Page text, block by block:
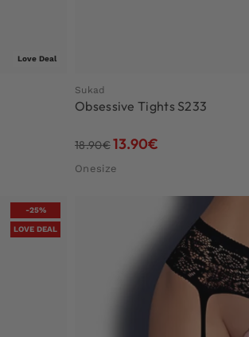
Love Deal
Sukad
Obsessive Tights S233
18.90€13.90€
Onesize
-25%
LOVE DEAL